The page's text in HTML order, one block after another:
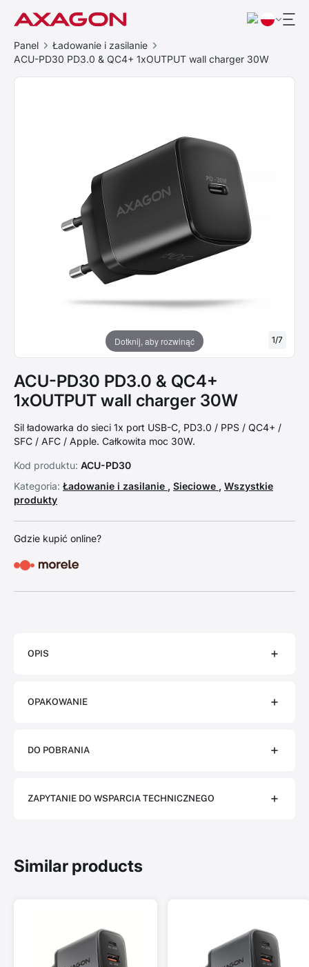
Panel
Ładowanie i zasilanie
ACU-PD30 PD3.0 & QC4+ 1xOUTPUT wall charger 30W
Dotknij, aby rozwinąć 1/7
ACU-PD30 PD3.0 & QC4+
1xOUTPUT wall charger 30W
Sil ładowarka do sieci 1x port USB-C, PD3.0 / PPS / QC4+ /
SFC / AFC / Apple. Całkowita moc 30W.
Kod produktu: ACU-PD30
Kategoria: Ładowanie i zasilanie , Sieciowe , Wszystkie
produkty
Gdzie kupić online?
OPIS
OPAKOWANIE
DO POBRANIA
ZAPYTANIE DO WSPARCIA TECHNICZNEGO
Similar products